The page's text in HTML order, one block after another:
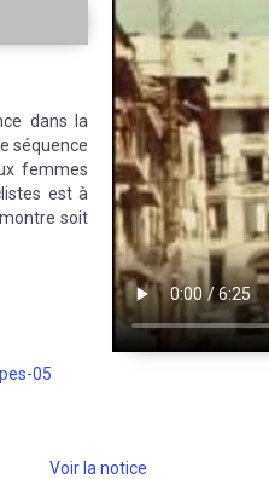
dans la
séquence
femmes
est à
soit
05
Voir la notice